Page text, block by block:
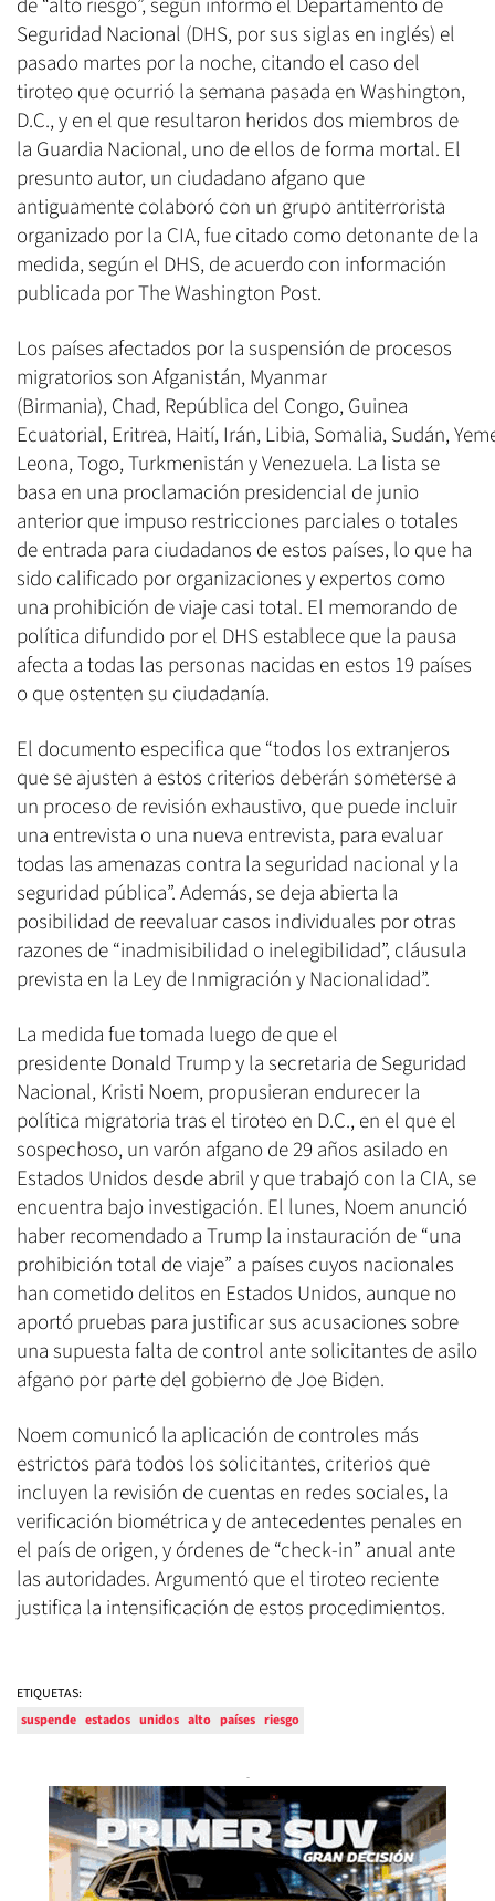
de “alto riesgo”, según informó el Departamento de
Seguridad Nacional (DHS, por sus siglas en inglés) el
pasado martes por la noche, citando el caso del
tiroteo que ocurrió la semana pasada en Washington,
D.C., y en el que resultaron heridos dos miembros de
la Guardia Nacional, uno de ellos de forma mortal. El
presunto autor, un ciudadano afgano que
antiguamente colaboró con un grupo antiterrorista
organizado por la CIA, fue citado como detonante de la
medida, según el DHS, de acuerdo con información
publicada por The Washington Post.
Los países afectados por la suspensión de procesos
migratorios son Afganistán, Myanmar
(Birmania), Chad, República del Congo, Guinea
Ecuatorial, Eritrea, Haití, Irán, Libia, Somalia, Sudán,
Leona, Togo, Turkmenistán y Venezuela. La lista se
basa en una proclamación presidencial de junio
anterior que impuso restricciones parciales o totales
de entrada para ciudadanos de estos países, lo que ha
sido calificado por organizaciones y expertos como
una prohibición de viaje casi total. El memorando de
política difundido por el DHS establece que la pausa
afecta a todas las personas nacidas en estos 19 países
o que ostenten su ciudadanía.
El documento especifica que “todos los extranjeros
que se ajusten a estos criterios deberán someterse a
un proceso de revisión exhaustivo, que puede incluir
una entrevista o una nueva entrevista, para evaluar
todas las amenazas contra la seguridad nacional y la
seguridad pública”. Además, se deja abierta la
posibilidad de reevaluar casos individuales por otras
razones de “inadmisibilidad o inelegibilidad”, cláusula
prevista en la Ley de Inmigración y Nacionalidad”.
La medida fue tomada luego de que el
presidente Donald Trump y la secretaria de Seguridad
Nacional, Kristi Noem, propusieran endurecer la
política migratoria tras el tiroteo en D.C., en el que el
sospechoso, un varón afgano de 29 años asilado en
Estados Unidos desde abril y que trabajó con la CIA, se
encuentra bajo investigación. El lunes, Noem anunció
haber recomendado a Trump la instauración de “una
prohibición total de viaje” a países cuyos nacionales
han cometido delitos en Estados Unidos, aunque no
aportó pruebas para justificar sus acusaciones sobre
una supuesta falta de control ante solicitantes de asilo
afgano por parte del gobierno de Joe Biden.
Noem comunicó la aplicación de controles más
estrictos para todos los solicitantes, criterios que
incluyen la revisión de cuentas en redes sociales, la
verificación biométrica y de antecedentes penales en
el país de origen, y órdenes de “check-in” anual ante
las autoridades. Argumentó que el tiroteo reciente
justifica la intensificación de estos procedimientos.
ETIQUETAS:
suspende estados unidos alto países riesgo